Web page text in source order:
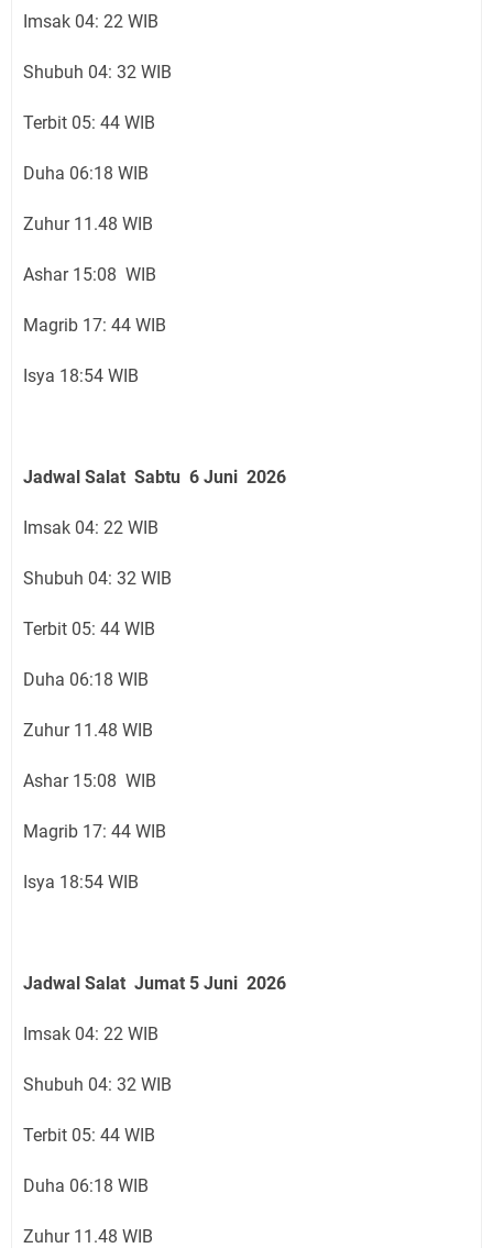
Imsak 04: 22 WIB
Shubuh 04: 32 WIB
Terbit 05: 44 WIB
Duha 06:18 WIB
Zuhur 11.48 WIB
Ashar 15:08 WIB
Magrib 17: 44 WIB
Isya 18:54 WIB
Jadwal Salat Sabtu 6 Juni 2026
Imsak 04: 22 WIB
Shubuh 04: 32 WIB
Terbit 05: 44 WIB
Duha 06:18 WIB
Zuhur 11.48 WIB
Ashar 15:08 WIB
Magrib 17: 44 WIB
Isya 18:54 WIB
Jadwal Salat Jumat 5 Juni 2026
Imsak 04: 22 WIB
Shubuh 04: 32 WIB
Terbit 05: 44 WIB
Duha 06:18 WIB
Zuhur 11.48 WIB